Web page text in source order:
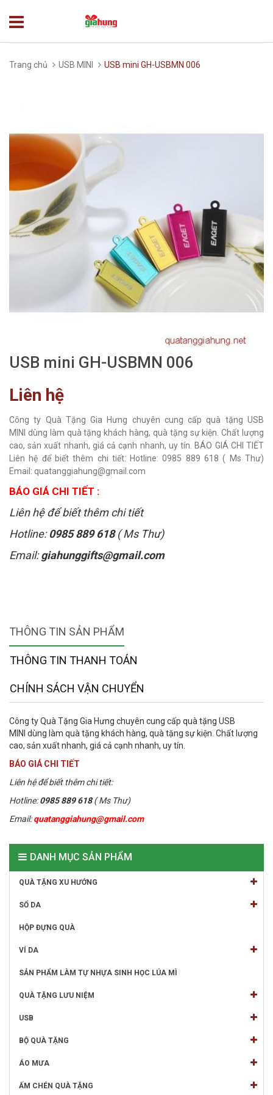
Trang chủ USB MINI USB mini GH-USBMN 006
USB mini GH-USBMN 006
Liên hệ
Công ty Quà Tặng Gia Hưng chuyên cung cấp quà tặng USB
MINI dùng làm quà tặng khách hàng, quà tặng sự kiện. Chất lượng
cao, sản xuất nhanh, giá cả cạnh nhanh, uy tín. BÁO GIÁ CHI TIẾT
Liên hệ để biết thêm chi tiết: Hotline: 0985 889 618 ( Ms Thư)
Email: quatanggiahung@gmail.com
BÁO GIÁ CHI TIẾT :
Liên hệ để biết thêm chi tiết
Hotline:0985 889 618( Ms Thư)
Email:giahunggifts@gmail.com
THÔNG TIN SẢN PHẨM
THÔNG TIN THANH TOÁN
CHÍNH SÁCH VẬN CHUYỂN
Công ty Quà Tặng Gia Hưng chuyên cung cấp quà tặng USB
MINI dùng làm quà tặng khách hàng, quà tặng sự kiện. Chất lượng
cao, sản xuất nhanh, giá cả cạnh nhanh, uy tín.
BÁO GIÁ CHI TIẾT
Liên hệ để biết thêm chi tiết:
Hotline: 0985 889 618 ( Ms Thư)
Email: quatanggiahung@gmail.com
DANH MỤC SẢN PHẨM
QUÀ TẶNG XU HƯỚNG
SỔ DA
HỘP ĐỰNG QUÀ
VÍ DA
SẢN PHẨM LÀM TỰ NHỰA SINH HỌC LÚA MÌ
QUÀ TẶNG LƯU NIỆM
USB
BỘ QUÀ TẶNG
ÁO MƯA
ẤM CHÉN QUÀ TẶNG